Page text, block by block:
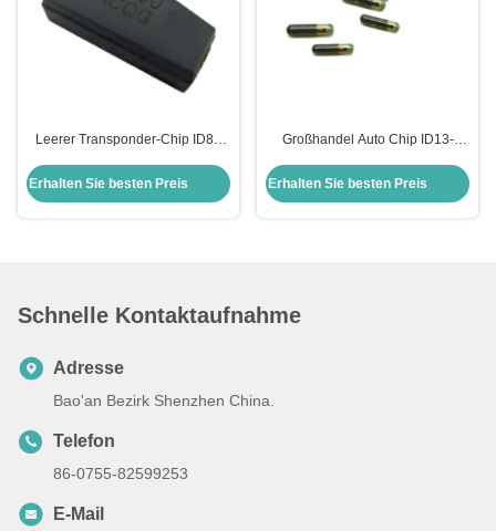
Leerer Transponder-Chip ID8A
Auto-Chips Chip für Toyota
Erhalten Sie besten Preis
Großhandel Auto Chip ID13-
Honda Auto Schlüsselkasten
Erhalten Sie besten Preis
Schnelle Kontaktaufnahme
Adresse
Bao'an Bezirk Shenzhen China.
Telefon
86-0755-82599253
E-Mail